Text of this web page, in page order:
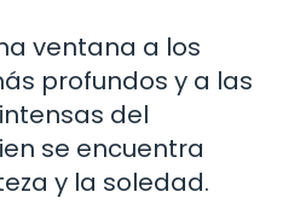
ventana a los
profundos y a las
del
se encuentra
y la soledad.